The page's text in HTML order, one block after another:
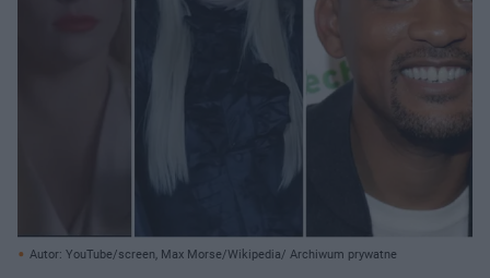
Autor: YouTube/screen, Max Morse/Wikipedia/ Archiwum prywatne